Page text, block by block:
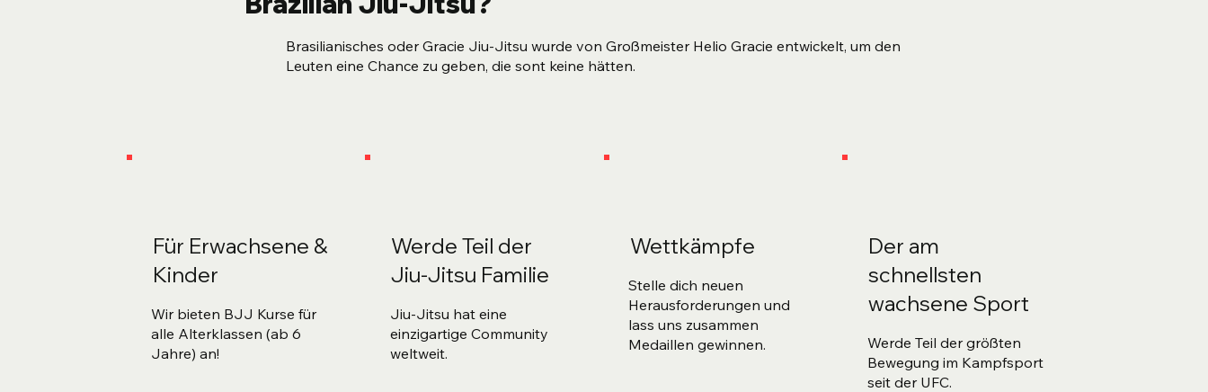
Brasilianisches oder Gracie Jiu-Jitsu wurde von Großmeister Helio Gracie entwickelt, um den
Leuten eine Chance zu geben, die sont keine hätten.
Für Erwachsene &
Kinder
Wir bieten BJJ Kurse für
alle Alterklassen (ab 6
Jahre) an!
Werde Teil der
Jiu-Jitsu Familie
Jiu-Jitsu hat eine
einzigartige Community
weltweit.
Wettkämpfe
Stelle dich neuen
Herausforderungen und
lass uns zusammen
Medaillen gewinnen.
Der am
schnellsten
wachsene Sport
Werde Teil der größten
Bewegung im Kampfsport
seit der UFC.